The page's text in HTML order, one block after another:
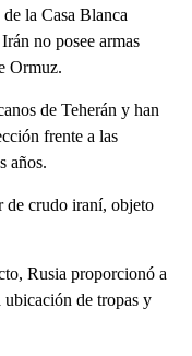
la Casa Blanca
no posee armas
Ormuz.
de Teherán y han
frente a las
años.
de crudo iraní, objeto
Rusia proporcionó a
de tropas y